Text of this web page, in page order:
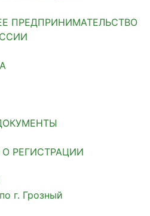
ПРЕДПРИНИМАТЕЛЬСТВО
РЕГИСТРАЦИИ
г. Грозный